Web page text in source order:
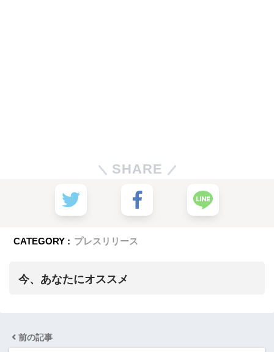
SHARE
CATEGORY : プレスリリース
今、あなたにオススメ
前の記事